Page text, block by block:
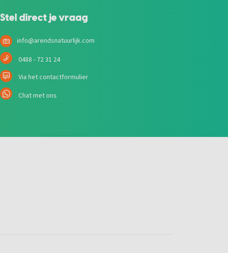
Stel direct je vraag
info@arendsnatuurlijk.com
0488 - 72 31 24
Via het contactformulier
Chat met ons